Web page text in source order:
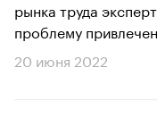
рынка труда
проблему
20 июня 2022